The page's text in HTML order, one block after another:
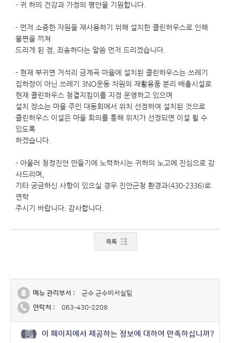
- 귀 하의 건강과 가정의 평안을 기원합니다.
- 먼저 소중한 자원을 재사용하기 위해 설치한 클린하우스로 인해
불편을 끼쳐
드리게 된 점, 죄송하다는 말씀 먼저 드리겠습니다.
- 현재 부귀면 거석리 금계곡 마을에 설치된 클린하우스는 쓰레기
집하장이 아닌 쓰레기 3NO운동 차원의 재활용품 분리 배출시설로
현재 클린하우스 청결지킴이를 지정 운영하고 있으며
설치 장소는 마을 주민 대동회에서 위치 선정하여 설치된 것으로
클린하우스 이설은 마을 회의를 통해 위치가 선정되면 이설 될 수
있도록
하겠습니다.
- 아울러 청정진안 만들기에 노력하시는 귀하의 노고에 진심으로 감
사드리며,
기타 궁금하신 사항이 있으실 경우 진안군청 환경과(430-2336)로
연락
주시기 바랍니다. 감사합니다.
메뉴 관리부서 :
군수 군수비서실팀
연락처 :
063-430-2208
이 페이지에서 제공하는 정보에 대하여 만족하십니까?